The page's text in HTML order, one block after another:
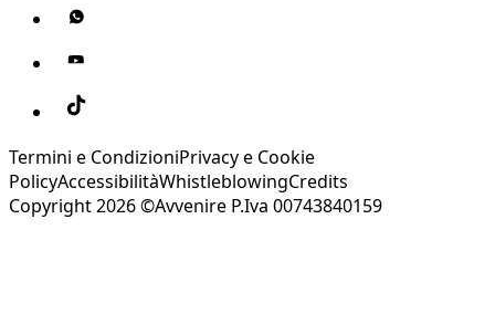
Termini e CondizioniPrivacy e Cookie
PolicyAccessibilitàWhistleblowingCredits
Copyright 2026 ©Avvenire P.Iva 00743840159